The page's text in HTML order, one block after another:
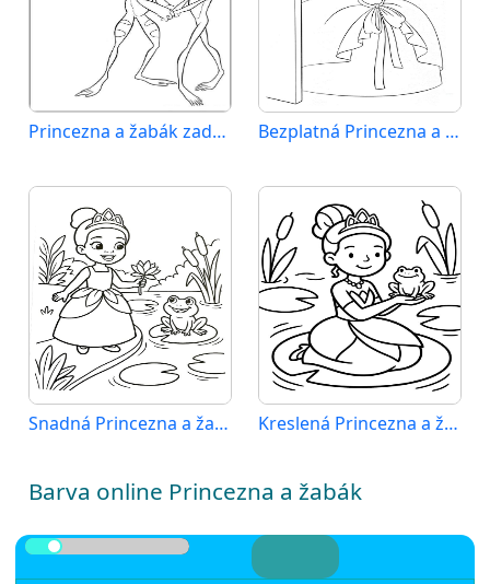
Princezna a žabák zadarmo Bezplatná Princezna a žabák k vytištění
Snadná Princezna a žabák Kreslená Princezna a žabák
Barva online Princezna a žabák